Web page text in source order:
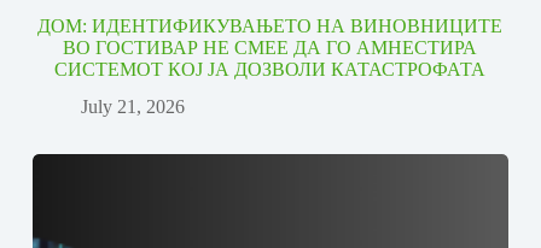
ДОМ: ИДЕНТИФИКУВАЊЕТО НА ВИНОВНИЦИТЕ
ВО ГОСТИВАР НЕ СМЕЕ ДА ГО АМНЕСТИРА
СИСТЕМОТ КОЈ ЈА ДОЗВОЛИ КАТАСТРОФАТА
July 21, 2026